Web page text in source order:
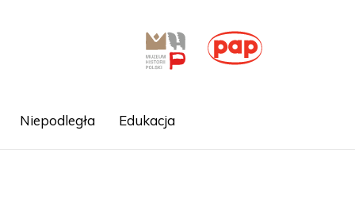
Niepodległa Edukacja